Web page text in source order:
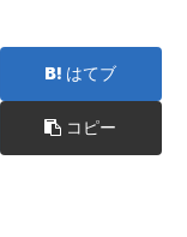
はてブ
コピー